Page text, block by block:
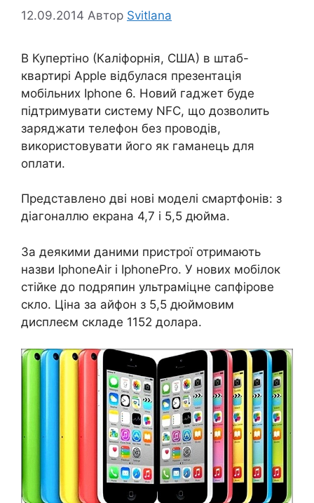
12.09.2014 Автор Svitlana
В Купертіно (Каліфорнія, США) в штаб-
квартирі Apple відбулася презентація
мобільних Iphone 6. Новий гаджет буде
підтримувати систему NFC, що дозволить
заряджати телефон без проводів,
використовувати його як гаманець для
оплати.
Представлено дві нові моделі смартфонів: з
діагоналлю екрана 4,7 і 5,5 дюйма.
За деякими даними пристрої отримають
назви IphoneAir і IphonePro. У нових мобілок
стійке до подряпин ультраміцне сапфірове
скло. Ціна за айфон з 5,5 дюймовим
дисплеєм складе 1152 долара.